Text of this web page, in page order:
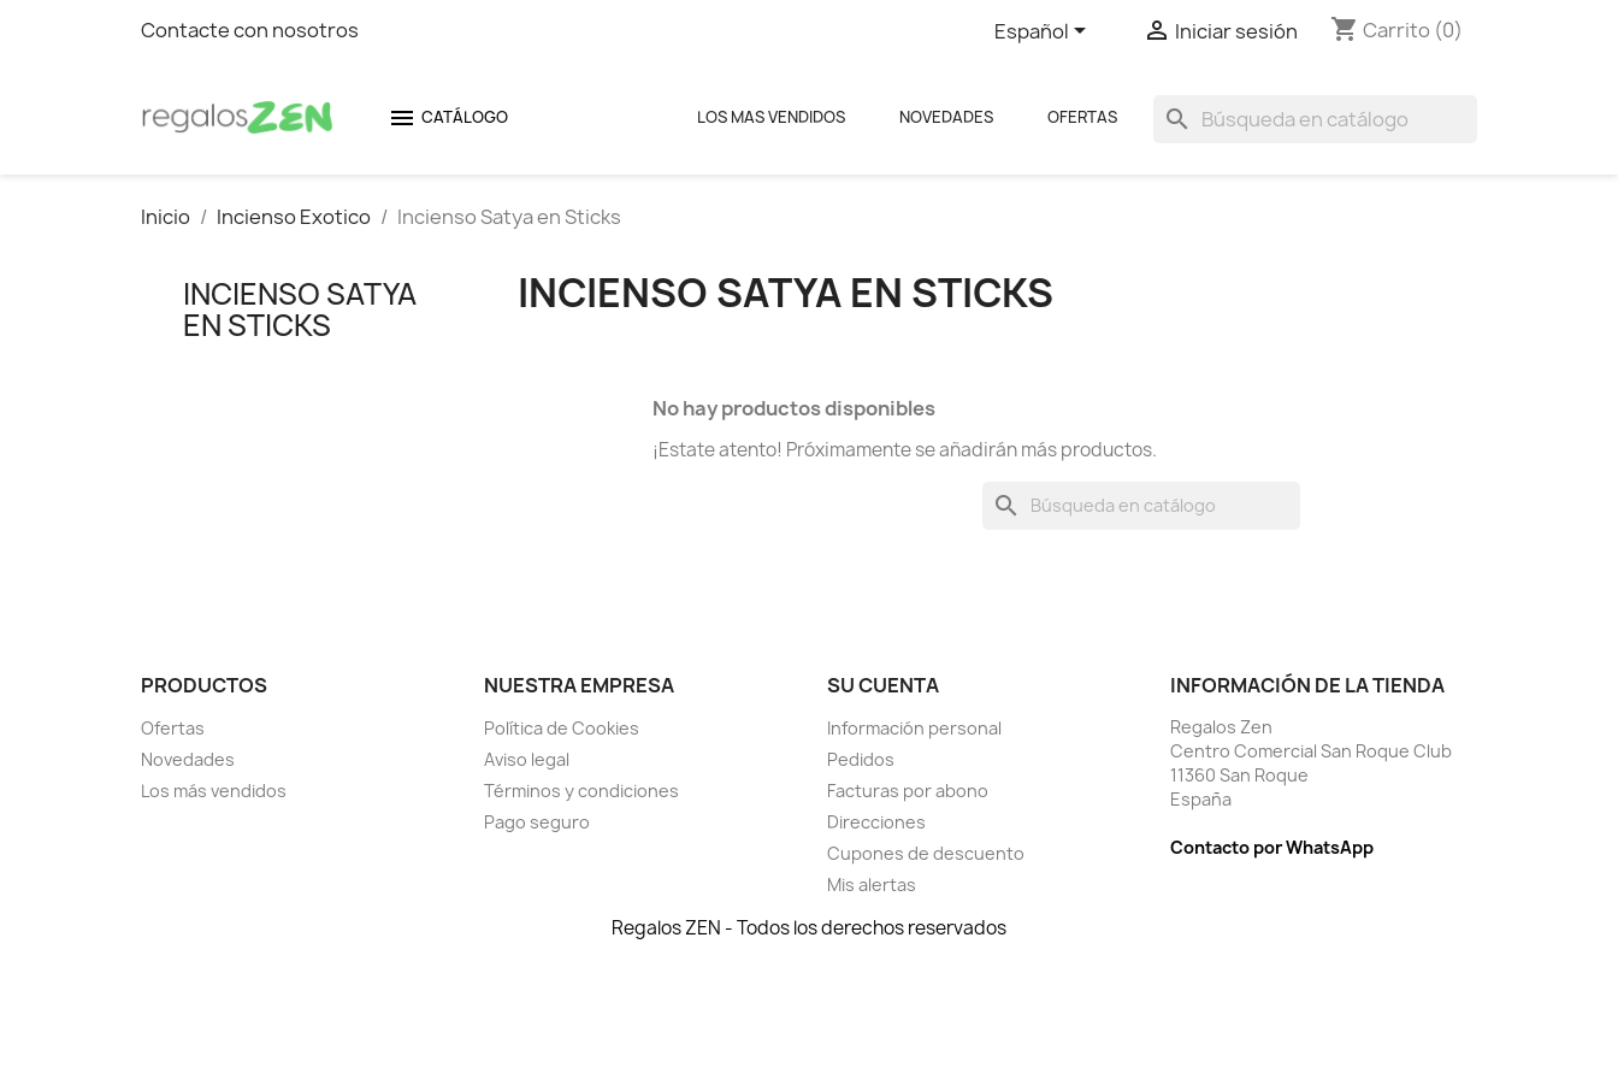
Contacte con nosotros Español  Iniciar sesión shopping_cart Carrito (0)
search
OFERTAS
NOVEDADES
LOS MAS VENDIDOS
 CATÁLOGO
Inicio Incienso Exotico Incienso Satya en Sticks
INCIENSO SATYA
EN STICKS
INCIENSO SATYA EN STICKS
No hay productos disponibles
¡Estate atento! Próximamente se añadirán más productos.
search
PRODUCTOS
Ofertas
Novedades
Los más vendidos
NUESTRA EMPRESA
Política de Cookies
Aviso legal
Términos y condiciones
Pago seguro
SU CUENTA
Información personal
Pedidos
Facturas por abono
Direcciones
Cupones de descuento
Mis alertas
INFORMACIÓN DE LA TIENDA
Regalos Zen
Centro Comercial San Roque Club
11360 San Roque
España
Contacto por WhatsApp
Regalos ZEN - Todos los derechos reservados